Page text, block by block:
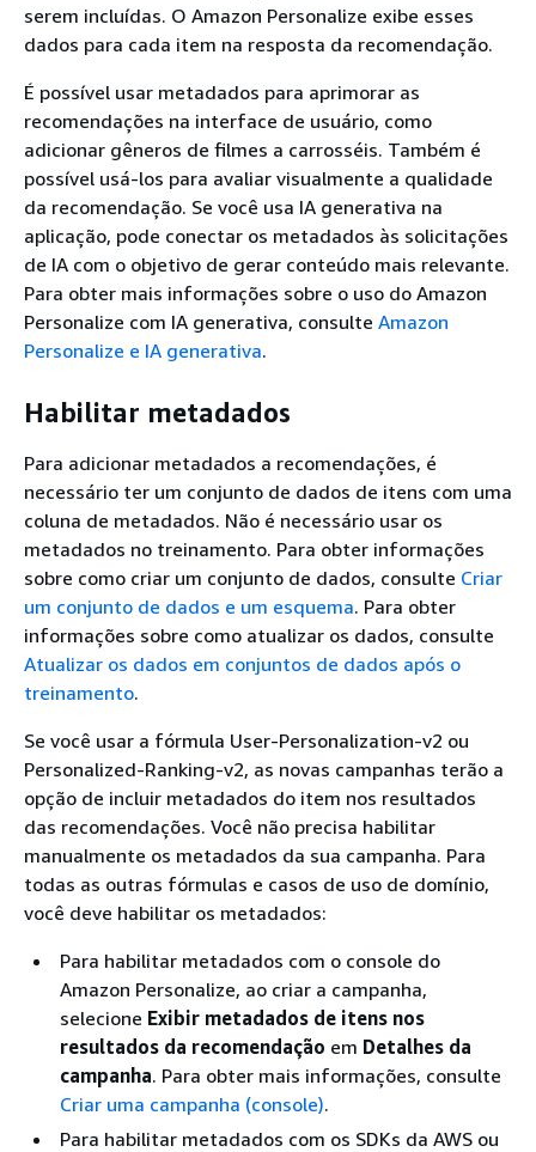
serem incluídas. O Amazon Personalize exibe esses
dados para cada item na resposta da recomendação.
É possível usar metadados para aprimorar as
recomendações na interface de usuário, como
adicionar gêneros de filmes a carrosséis. Também é
possível usá-los para avaliar visualmente a qualidade
da recomendação. Se você usa IA generativa na
aplicação, pode conectar os metadados às solicitações
de IA com o objetivo de gerar conteúdo mais relevante.
Para obter mais informações sobre o uso do Amazon
Personalize com IA generativa, consulte Amazon
Personalize e IA generativa.
Habilitar metadados
Para adicionar metadados a recomendações, é
necessário ter um conjunto de dados de itens com uma
coluna de metadados. Não é necessário usar os
metadados no treinamento. Para obter informações
sobre como criar um conjunto de dados, consulte Criar
um conjunto de dados e um esquema. Para obter
informações sobre como atualizar os dados, consulte
Atualizar os dados em conjuntos de dados após o
treinamento.
Se você usar a fórmula User-Personalization-v2 ou
Personalized-Ranking-v2, as novas campanhas terão a
opção de incluir metadados do item nos resultados
das recomendações. Você não precisa habilitar
manualmente os metadados da sua campanha. Para
todas as outras fórmulas e casos de uso de domínio,
você deve habilitar os metadados:
Para habilitar metadados com o console do
Amazon Personalize, ao criar a campanha,
selecione Exibir metadados de itens nos
resultados da recomendação em Detalhes da
campanha. Para obter mais informações, consulte
Criar uma campanha (console).
Para habilitar metadados com os SDKs da AWS ou